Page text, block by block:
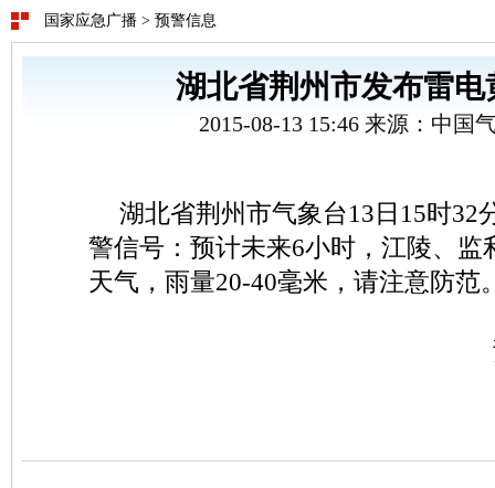
国家应急广播 > 预警信息
湖北省荆州市发布雷电
2015-08-13 15:46 来源：中国
湖北省荆州市气象台13日15时32
警信号：预计未来6小时，江陵、监
天气，雨量20-40毫米，请注意防范